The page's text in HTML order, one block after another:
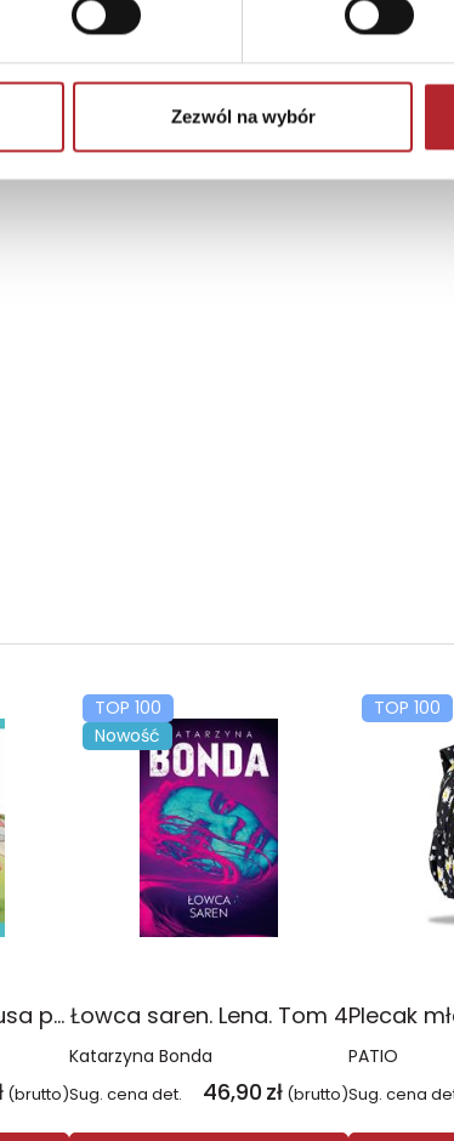
Zezwól na wybór
Religia Poznaję Jezusa podręcznik dla klasy 3 szkoły podstawowej
(brutto)
TOP 100
Nowość
Łowca saren. Lena. Tom 4
Katarzyna Bonda
Sug. cena det. 46,90 zł (brutto)
TOP 100
PATIO
Sug. cena